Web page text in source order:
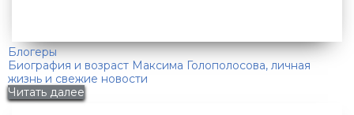
Блогеры
Биография и возраст Максима Голополосова, личная
жизнь и свежие новости
Читать далее